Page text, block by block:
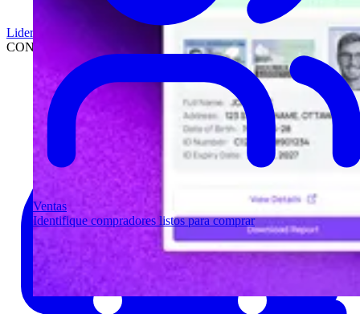
Ventas
Identifique compradores listos para comprar
Liderazgo
CONCESIONARIOS